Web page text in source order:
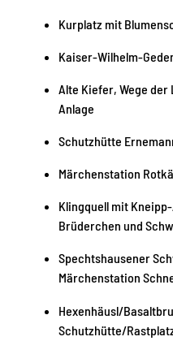
Kurplatz mit
Kaiser-Wilhelm-
Alte Kiefer, Wege
Anlage
Schutzhütte
Märchenstation
Klingquell mit
Brüderchen und
Spechtshausener
Märchenstation
Hexenhäusl/
Schutzhütte/